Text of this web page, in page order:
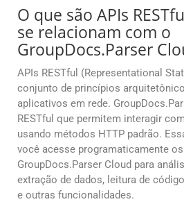
O que são APIs
se relacionam com o
GroupDocs.Parser
APIs RESTful (Representational
conjunto de princípios
aplicativos em rede.
RESTful que permitem interagir
usando métodos HTTP padrão.
você acesse programaticamente
GroupDocs.Parser Cloud para
extração de dados, leitura de
e outras funcionalidades.